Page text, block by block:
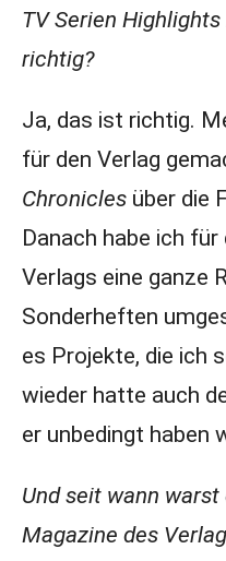
TV Serien
richtig?
Ja, das ist richtig.
für den Verlag
Chronicles über die
Danach habe ich
Verlags eine ganze
Sonderheften
es Projekte, die ich
wieder hatte auch
er unbedingt haben
Und seit wann
Magazine des